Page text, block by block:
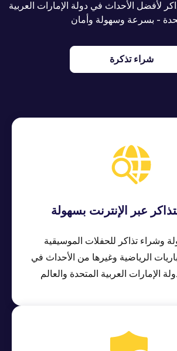
لأفضل الأحداث في دولة الإمارات العربية
- بسرعة وسهولة وأمان
شراء تذكرة
عبر الإنترنت بسهولة
وشراء تذاكر للحفلات الموسيقية
الرياضية وغيرها من الأحداث في
الإمارات العربية المتحدة والعالم